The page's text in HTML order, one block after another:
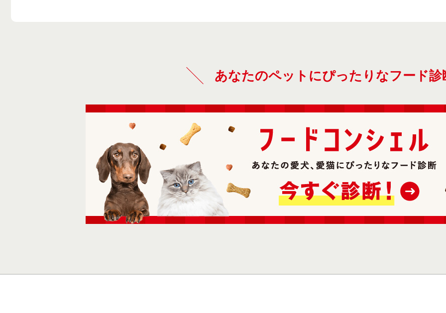
あなたのペットにぴったりなフード診